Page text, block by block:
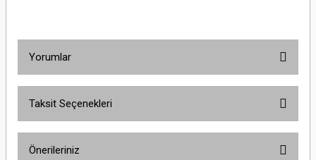
Yorumlar
Taksit Seçenekleri
Önerileriniz